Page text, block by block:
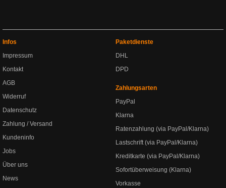
Infos
Impressum
Kontakt
AGB
Widerruf
Datenschutz
Zahlung / Versand
Kundeninfo
Jobs
Über uns
News
Paketdienste
DHL
DPD
Zahlungsarten
PayPal
Klarna
Ratenzahlung (via PayPal/Klarna)
Lastschrift (via PayPal/Klarna)
Kreditkarte (via PayPal/Klarna)
Sofortüberweisung (Klarna)
Vorkasse